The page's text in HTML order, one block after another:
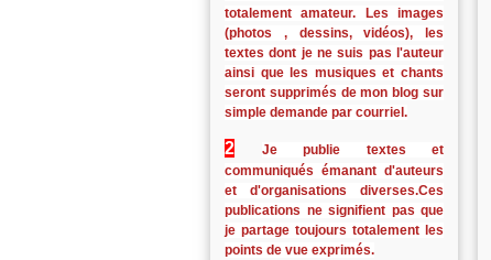
totalement amateur. Les images
(photos , dessins, vidéos), les
textes dont je ne suis pas l'auteur
ainsi que les musiques et chants
seront supprimés de mon blog sur
simple demande par courriel.
2
Je publie textes et
communiqués émanant d'auteurs
et d'organisations diverses.Ces
publications ne signifient pas que
je partage toujours totalement les
points de vue exprimés.